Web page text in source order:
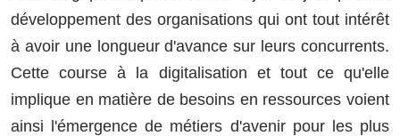
développement des organisations qui ont tout intérêt
à avoir une longueur d'avance sur leurs concurrents.
Cette course à la digitalisation et tout ce qu'elle
implique en matière de besoins en ressources voient
ainsi l'émergence de métiers d'avenir pour les plus